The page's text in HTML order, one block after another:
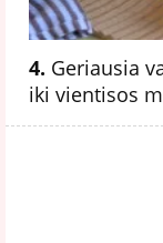
4. Geriausia
iki vientisos